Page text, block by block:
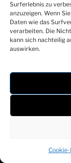
Surferlebnis zu
anzuzeigen. Wenn
Daten wie das
verarbeiten. Die
kann sich nachteilig
auswirken.
Burak Ergin
Wir freuen uns
Profikader